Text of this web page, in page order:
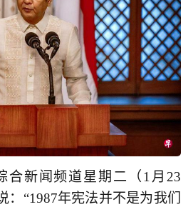
合新闻频道星期二（1月23
：“1987年宪法并不是为我们